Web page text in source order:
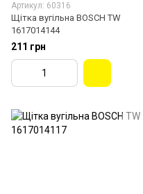
Артикул: 60316
Щітка вугільна BOSCH TW
1617014144
211 грн